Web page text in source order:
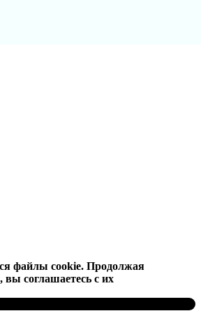
файлы cookie. Продолжая
вы соглашаетесь с их